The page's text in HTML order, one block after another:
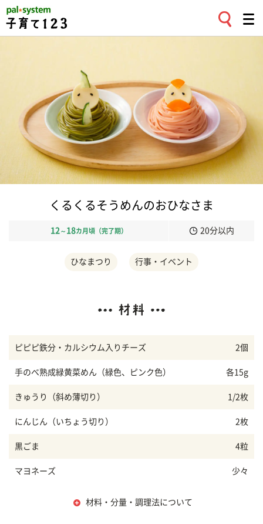
くるくるそうめんのおひなさま
12 ～ 18カ月頃（完了期） 20分以内
ひなまつり 行事・イベント
ピピピ鉄分・カルシウム入りチーズ 2個
手のべ熟成緑黄菜めん（緑色、ピンク色） 各15g
きゅうり（斜め薄切り） 1/2枚
にんじん（いちょう切り） 2枚
黒ごま 4粒
マヨネーズ 少々
材料・分量・調理法について